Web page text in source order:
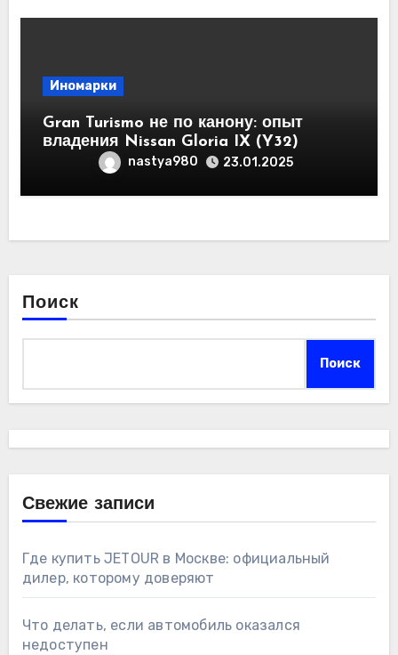
Иномарки
Gran Turismo не по канону: опыт
владения Nissan Gloria IX (Y32)
nastya980 23.01.2025
Поиск
Поиск
Свежие записи
Где купить JETOUR в Москве: официальный
дилер, которому доверяют
Что делать, если автомобиль оказался
недоступен